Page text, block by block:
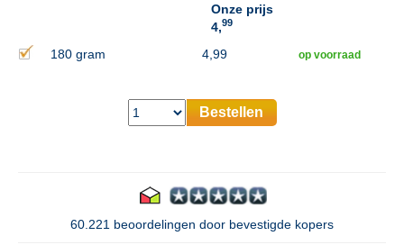
Onze prijs
4,99
180 gram 4,99 op voorraad
Bestellen
60.221 beoordelingen door bevestigde kopers